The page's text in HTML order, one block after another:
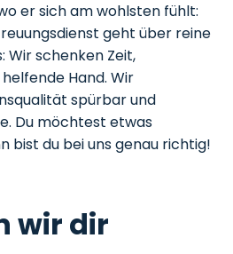
er sich am wohlsten fühlt:
geht über reine
Wir schenken Zeit,
Hand. Wir
spürbar und
Du möchtest etwas
bist du bei uns genau richtig!
wir dir